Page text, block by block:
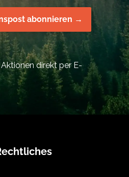
abonnieren →
direkt per E-